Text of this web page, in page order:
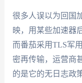
很多人误以为回国
映，用某些加速器
而番茄采用TLS军
密再传输，运营商
的是它的无日志政